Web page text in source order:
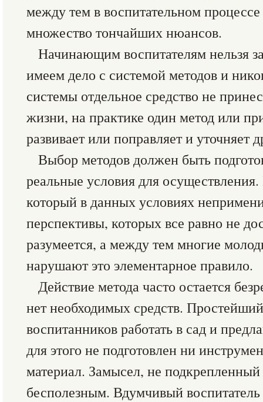
между тем в воспитательном
множество тончайших нюансов.
Начинающим воспитателям нельзя
имеем дело с системой методов и
системы отдельное средство не
жизни, на практике один метод или
развивает или поправляет и уточняет
Выбор методов должен быть
реальные условия для
который в данных условиях
перспективы, которых все равно не
разумеется, а между тем многие
нарушают это элементарное правило.
Действие метода часто остается
нет необходимых средств.
воспитанников работать в сад и
для этого не подготовлен ни
материал. Замысел, не подкрепленный
бесполезным. Вдумчивый